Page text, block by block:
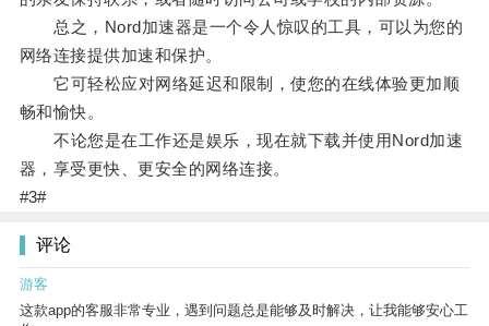
总之，Nord加速器是一个令人惊叹的工具，可以为您的
网络连接提供加速和保护。
它可轻松应对网络延迟和限制，使您的在线体验更加顺
畅和愉快。
不论您是在工作还是娱乐，现在就下载并使用Nord加速
器，享受更快、更安全的网络连接。
#3#
评论
游客
这款app的客服非常专业，遇到问题总是能够及时解决，让我能够安心工